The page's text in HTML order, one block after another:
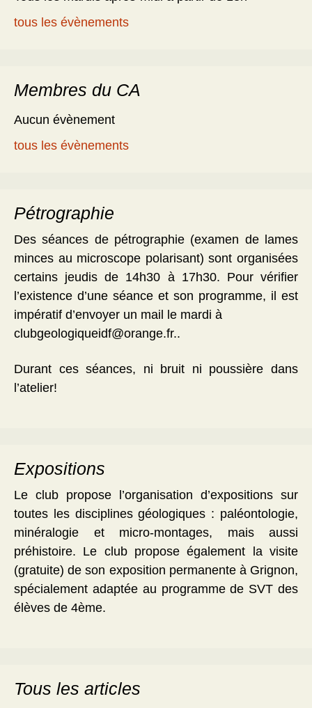
tous les évènements
Membres du CA
Aucun évènement
tous les évènements
Pétrographie
Des séances de pétrographie (examen de lames
minces au microscope polarisant) sont organisées
certains jeudis de 14h30 à 17h30. Pour vérifier
l’existence d’une séance et son programme, il est
impératif d’envoyer un mail le mardi à
clubgeologiqueidf@orange.fr..
Durant ces séances, ni bruit ni poussière dans
l’atelier!
Expositions
Le club propose l’organisation d’expositions sur
toutes les disciplines géologiques : paléontologie,
minéralogie et micro-montages, mais aussi
préhistoire. Le club propose également la visite
(gratuite) de son exposition permanente à Grignon,
spécialement adaptée au programme de SVT des
élèves de 4ème.
Tous les articles